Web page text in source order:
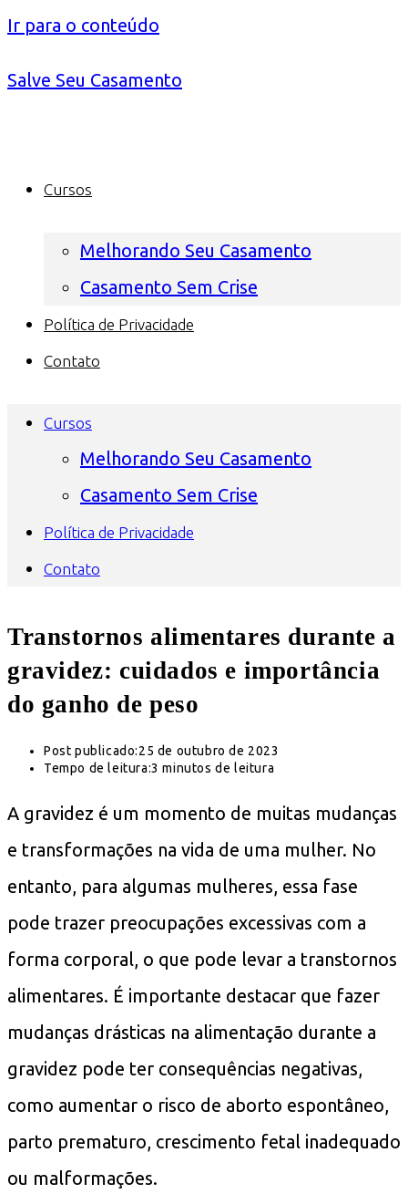
Ir para o conteúdo
Salve Seu Casamento
Cursos
Melhorando Seu Casamento
Casamento Sem Crise
Política de Privacidade
Contato
Cursos
Melhorando Seu Casamento
Casamento Sem Crise
Política de Privacidade
Contato
Transtornos alimentares durante a
gravidez: cuidados e importância
do ganho de peso
Post publicado:25 de outubro de 2023
Tempo de leitura:3 minutos de leitura
A gravidez é um momento de muitas mudanças
e transformações na vida de uma mulher. No
entanto, para algumas mulheres, essa fase
pode trazer preocupações excessivas com a
forma corporal, o que pode levar a transtornos
alimentares. É importante destacar que fazer
mudanças drásticas na alimentação durante a
gravidez pode ter consequências negativas,
como aumentar o risco de aborto espontâneo,
parto prematuro, crescimento fetal inadequado
ou malformações.